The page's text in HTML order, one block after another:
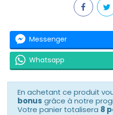
Messenger
Whatsapp
En achetant ce produit
bonus grâce à notre
Votre panier totalisera 8